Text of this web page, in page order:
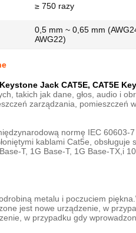
≥ 750 razy
0,5 mm ~ 0,65 mm
AWG22)
Jack CAT5E, CAT5E
takich jak dane, głos, audio i
zarządzania, pomieszczeń
normę IEC 60603-7
kablami Cat5e, obsługuje
T, 1G Base-T, 1G Base-TX,i
metalu i poczuciem
jest nowe urządzenie, w
w przypadku gdy